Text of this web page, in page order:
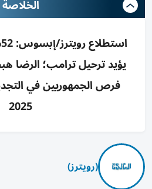
الخلاصة
فرص الجمهوريين في
2025
(رويترز)